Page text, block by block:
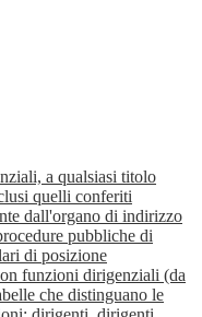
a qualsiasi titolo
quelli conferiti
dall'organo di indirizzo
pubbliche di
di posizione
funzioni dirigenziali (da
che distinguano le